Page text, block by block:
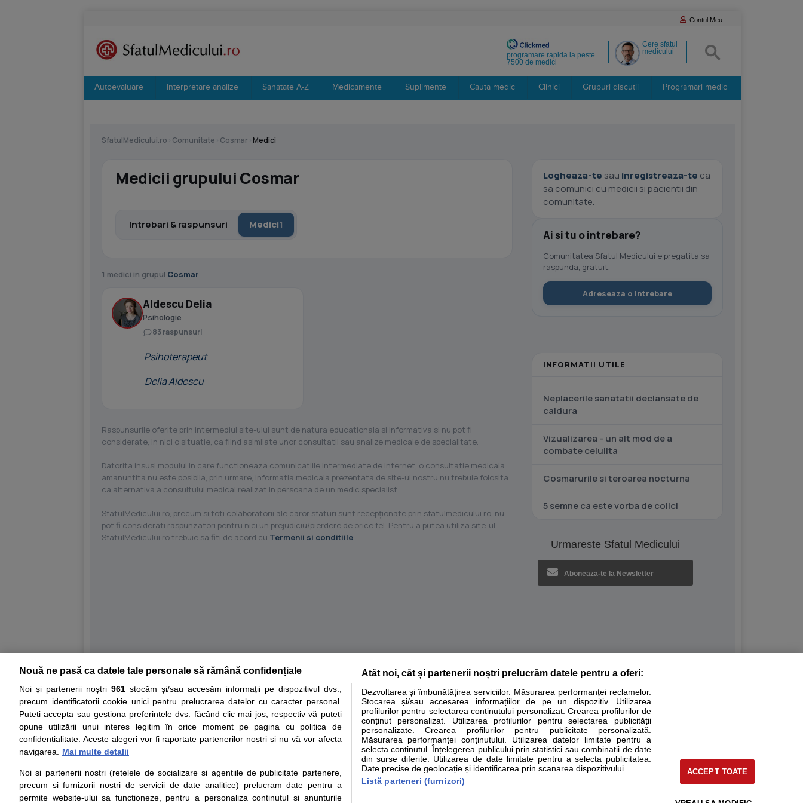
Contul Meu
Cere sfatul
medicului
programare rapida la peste
7500 de medici
Autoevaluare Interpretare analize Sanatate A-Z Medicamente Suplimente Cauta medic Clinici Grupuri discutii Programari medic
SfatulMedicului.ro Comunitate Cosmar Medici
Medicii grupului Cosmar
Intrebari & raspunsuri Medici1
1 medici in grupul Cosmar
Aldescu Delia
Psihologie
83 raspunsuri
Psihoterapeut
Delia Aldescu
Raspunsurile oferite prin intermediul site-ului sunt de natura educationala si informativa si nu pot fi
considerate, in nici o situatie, ca fiind asimilate unor consultatii sau analize medicale de specialitate.
Datorita insusi modului in care functioneaza comunicatiile intermediate de internet, o consultatie medicala
amanuntita nu este posibila, prin urmare, informatia medicala prezentata de site-ul nostru nu trebuie folosita
ca alternativa a consultului medical realizat in persoana de un medic specialist.
SfatulMedicului.ro, precum si toti colaboratorii ale caror sfaturi sunt recepţionate prin sfatulmedicului.ro, nu
pot fi considerati raspunzatori pentru nici un prejudiciu/pierdere de orice fel. Pentru a putea utiliza site-ul
SfatulMedicului.ro trebuie sa fiti de acord cu Termenii si conditiile.
Logheaza-te sau inregistreaza-te ca
sa comunici cu medicii si pacientii din
comunitate.
Ai si tu o intrebare?
Comunitatea Sfatul Medicului e pregatita sa
raspunda, gratuit.
Adreseaza o intrebare
INFORMATII UTILE
Neplacerile sanatatii declansate de
caldura
Vizualizarea - un alt mod de a
combate celulita
Cosmarurile si teroarea nocturna
5 semne ca este vorba de colici
Urmareste Sfatul Medicului
Aboneaza-te la Newsletter
Resurse: Autoevaluare simptome Interpretare analize Specialitati medicale
Opiniile avizate ale medicilor, sfaturile si orice alte informatii despre sanatate disponibile pe sfatulmedicului.ro au scop informativ si educational. Ele nu pot substitui consultul medical direct si
nici diagnosticul stabilit in urma investigatiilor si analizelor medicale. Va sfatuim, ca pe langa informatia primita pe sfatulmedicului.ro sa consultati fie medicul Dvs., fie unul dintre medicii pe care
ii punem la dispozitie pentru programare in sistemul de programari la medic Clickmed.
Despre noi
Contact
Termeni si conditii
Politica de
Drepturile consumatorului
Protectia consumatorilor -
ANPC
Parteneri
Inscriere clinica
Pentru pacient
Nouă ne pasă ca datele tale personale să rămână confidențiale
Noi și partenerii noștri 961stocăm și/sau accesăm informații pe dispozitivul dvs.,
precum identificatorii cookie unici pentru prelucrarea datelor cu caracter personal.
Puteți accepta sau gestiona preferințele dvs. făcând clic mai jos, respectiv vă puteți
opune utilizării unui interes legitim în orice moment pe pagina cu politica de
confidențialitate. Aceste alegeri vor fi raportate partenerilor noștri și nu vă vor afecta
navigarea.
Mai multe detalii
Noi si partenerii nostri (retelele de socializare si agentiile de publicitate partenere,
precum si furnizorii nostri de servicii de date analitice) prelucram date pentru a
permite website-ului sa functioneze, pentru a personaliza continutul si anunturile
Atât noi, cât și partenerii noștri prelucrăm datele pentru a oferi:
Dezvoltarea și îmbunătățirea serviciilor. Măsurarea performanței reclamelor.
Stocarea și/sau accesarea informațiilor de pe un dispozitiv. Utilizarea
profilurilor pentru selectarea conținutului personalizat. Crearea profilurilor de
conținut personalizat. Utilizarea profilurilor pentru selectarea publicității
personalizate. Crearea profilurilor pentru publicitate personalizată.
Măsurarea performanței conținutului. Utilizarea datelor limitate pentru a
selecta conținutul. Înțelegerea publicului prin statistici sau combinații de date
din surse diferite. Utilizarea de date limitate pentru a selecta publicitatea.
Date precise de geolocație și identificarea prin scanarea dispozitivului.
Listă parteneri (furnizori)
ACCEPT TOATE